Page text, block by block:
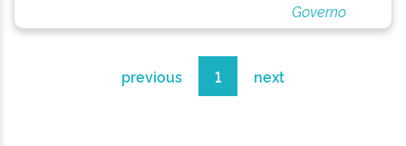
Governo
previous 1 next